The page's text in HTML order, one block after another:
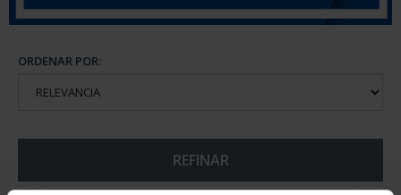
ORDENAR POR:
REFINAR